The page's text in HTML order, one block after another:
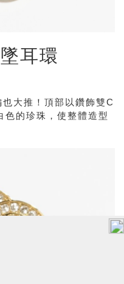
耳環
大推！頂部以鑽飾雙C
色的珍珠，使整體造型